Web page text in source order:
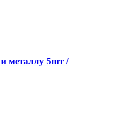
металлу 5шт /